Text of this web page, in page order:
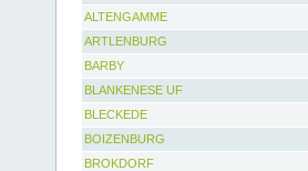
ALTENGAMME
ARTLENBURG
BARBY
BLANKENESE UF
BLECKEDE
BOIZENBURG
BROKDORF